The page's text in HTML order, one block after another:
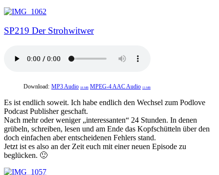
SP219 Der Strohwitwer
Download: MP3 Audio 18 MB MPEG-4 AAC Audio 13 MB
Es ist endlich soweit. Ich habe endlich den Wechsel zum Podlove
Podcast Publisher geschaft.
Nach mehr oder weniger „interessanten“ 24 Stunden. In denen
grübeln, schreiben, lesen und am Ende das Kopfschütteln über den
doch einfachen aber entscheidenen Fehlers stand.
Jetzt ist es also an der Zeit euch mit einer neuen Episode zu
beglücken. 🙂